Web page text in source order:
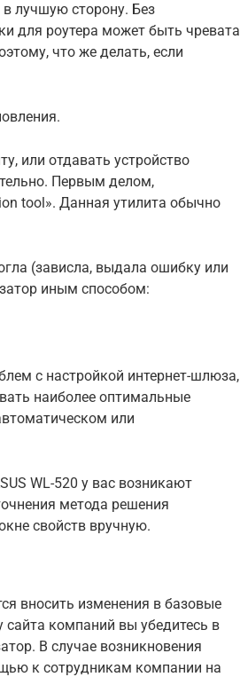
в лучшую сторону. Без
для роутера может быть чревата
что же делать, если
или отдавать устройство
Первым делом,
tool». Данная утилита обычно
(зависла, выдала ошибку или
иным способом:
с настройкой интернет-шлюза,
наиболее оптимальные
или
WL-520 у вас возникают
метода решения
свойств вручную.
вносить изменения в базовые
сайта компаний вы убедитесь в
В случае возникновения
к сотрудникам компании на